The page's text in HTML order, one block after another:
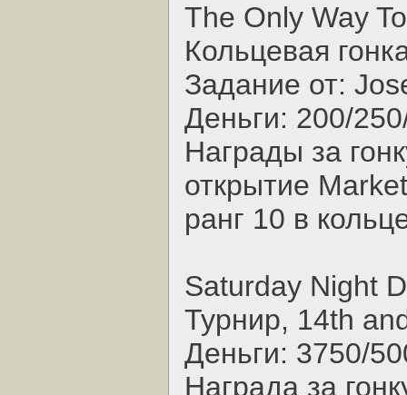
The Only Way
Кольцевая
Задание от:
Деньги: 200/
Награды за
открытие
ранг 10 в
Saturday Night
Турнир, 14th
Деньги: 3750/
Награда за